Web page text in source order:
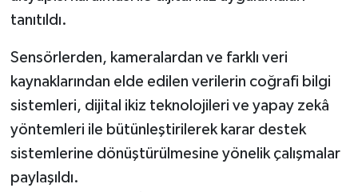
tanıtıldı.
Sensörlerden, kameralardan ve farklı veri
kaynaklarından elde edilen verilerin coğrafi bilgi
sistemleri, dijital ikiz teknolojileri ve yapay zekâ
yöntemleri ile bütünleştirilerek karar destek
sistemlerine dönüştürülmesine yönelik çalışmalar
paylaşıldı.